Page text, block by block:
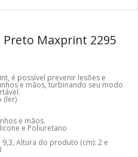
Maxprint 2295
é possível prevenir lesões e
e mãos, turbinando seu modo
(ler)
e mãos.
e Poliuretano
Altura do produto (cm): 2 e